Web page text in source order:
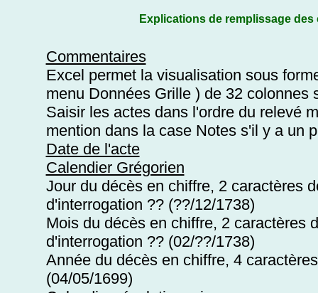
Explications de remplissage
Commentaires
Excel permet la visualisation sous
menu Données Grille ) de 32 colonnes
Saisir les actes dans l'ordre du relevé
mention dans la case Notes s'il y a un
Date de l'acte
Calendier Grégorien
Jour du décès en chiffre, 2 caractères
d'interrogation ?? (??/12/1738)
Mois du décès en chiffre, 2 caractères
d'interrogation ?? (02/??/1738)
Année du décès en chiffre, 4
(04/05/1699)